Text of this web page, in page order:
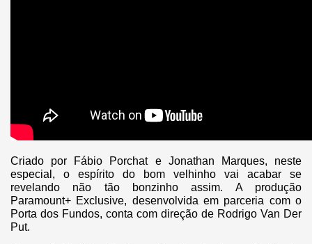
Criado por Fábio Porchat e Jonathan Marques, neste
especial, o espírito do bom velhinho vai acabar se
revelando não tão bonzinho assim. A produção
Paramount+ Exclusive, desenvolvida em parceria com o
Porta dos Fundos, conta com direção de Rodrigo Van Der
Put.